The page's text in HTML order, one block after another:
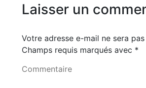
Laisser un
Votre adresse e-mail ne sera
Champs requis marqués avec *
Commentaire